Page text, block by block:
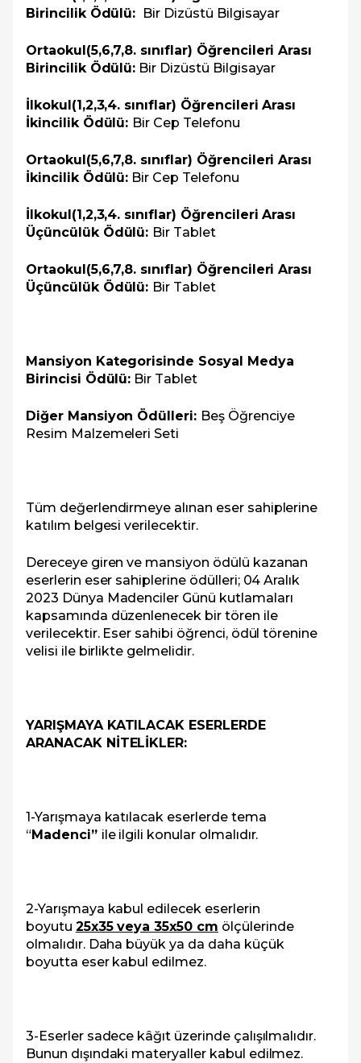
Birincilik Ödülü:
Bir Dizüstü Bilgisayar
Ortaokul(5,6,7,8. sınıflar) Öğrencileri Arası
Birincilik Ödülü: Bir Dizüstü Bilgisayar
İlkokul(1,2,3,4. sınıflar) Öğrencileri Arası
İkincilik Ödülü: Bir Cep Telefonu
Ortaokul(5,6,7,8. sınıflar) Öğrencileri Arası
İkincilik Ödülü: Bir Cep Telefonu
İlkokul(1,2,3,4. sınıflar) Öğrencileri Arası
Üçüncülük Ödülü: Bir Tablet
Ortaokul(5,6,7,8. sınıflar) Öğrencileri Arası
Üçüncülük Ödülü: Bir Tablet
Mansiyon Kategorisinde Sosyal Medya
Birincisi Ödülü: Bir Tablet
Diğer Mansiyon Ödülleri: Beş Öğrenciye
Resim Malzemeleri Seti
Tüm değerlendirmeye alınan eser sahiplerine
katılım belgesi verilecektir.
Dereceye giren ve mansiyon ödülü kazanan
eserlerin eser sahiplerine ödülleri; 04 Aralık
2023 Dünya Madenciler Günü kutlamaları
kapsamında düzenlenecek bir tören ile
verilecektir. Eser sahibi öğrenci, ödül törenine
velisi ile birlikte gelmelidir.
YARIŞMAYA KATILACAK ESERLERDE
ARANACAK NİTELİKLER:
1-Yarışmaya katılacak eserlerde tema
“ Madenci” ile ilgili konular olmalıdır.
2-Yarışmaya kabul edilecek eserlerin
boyutu 25x35 veya 35x50 cm ölçülerinde
olmalıdır. Daha büyük ya da daha küçük
boyutta eser kabul edilmez.
3-Eserler sadece kâğıt üzerinde çalışılmalıdır.
Bunun dışındaki materyaller kabul edilmez.